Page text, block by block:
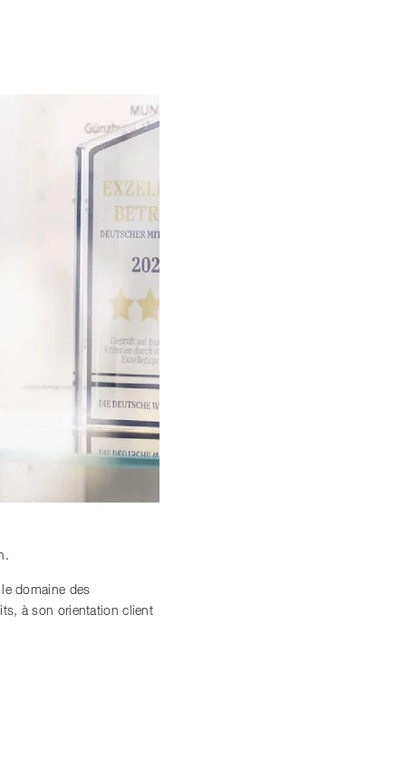
domaine des
à son orientation client